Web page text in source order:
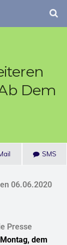
Dem
SMS
06.06.2020
Presse
dem